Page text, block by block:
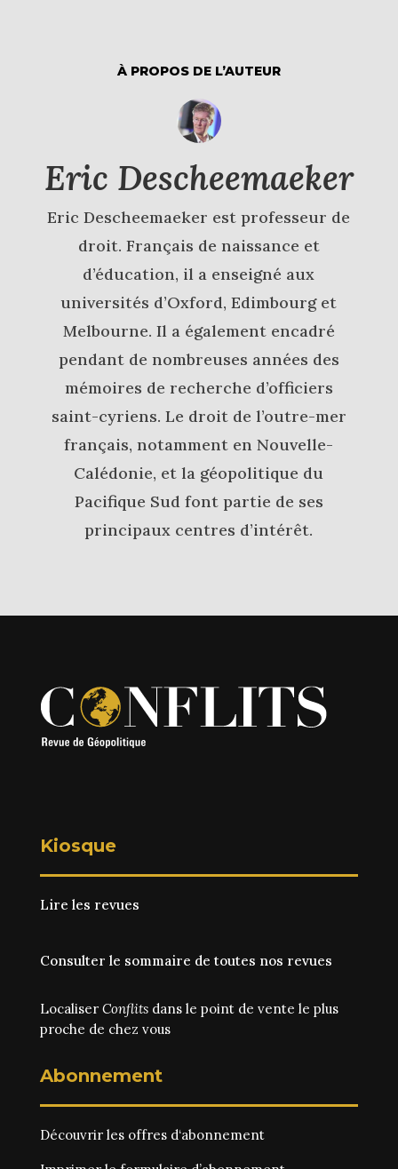
À PROPOS DE L’AUTEUR
Eric Descheemaeker
Eric Descheemaeker est professeur de
droit. Français de naissance et
d’éducation, il a enseigné aux
universités d’Oxford, Edimbourg et
Melbourne. Il a également encadré
pendant de nombreuses années des
mémoires de recherche d’officiers
saint-cyriens. Le droit de l’outre-mer
français, notamment en Nouvelle-
Calédonie, et la géopolitique du
Pacifique Sud font partie de ses
principaux centres d’intérêt.
Kiosque
Lire les revues
Consulter le sommaire de toutes nos revues
Localiser Conflitsdans le point de vente le plus
proche de chez vous
Abonnement
Découvrir les offres d‘abonnement